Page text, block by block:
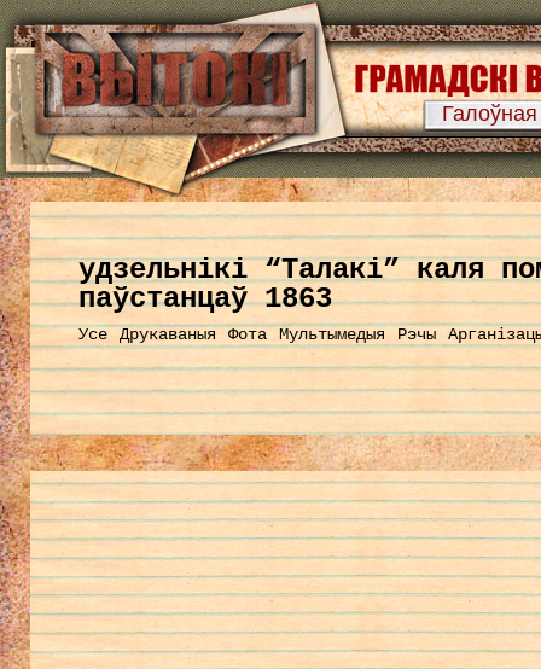
Галоўная
удзельнікі “Талакі” каля
паўстанцаў 1863
Усе Друкаваныя Фота Мультымедыя Рэчы